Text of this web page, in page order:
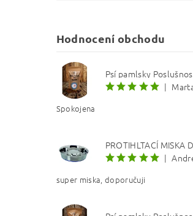
Hodnocení obchodu
|
Spokojena
|
super miska, doporučuji